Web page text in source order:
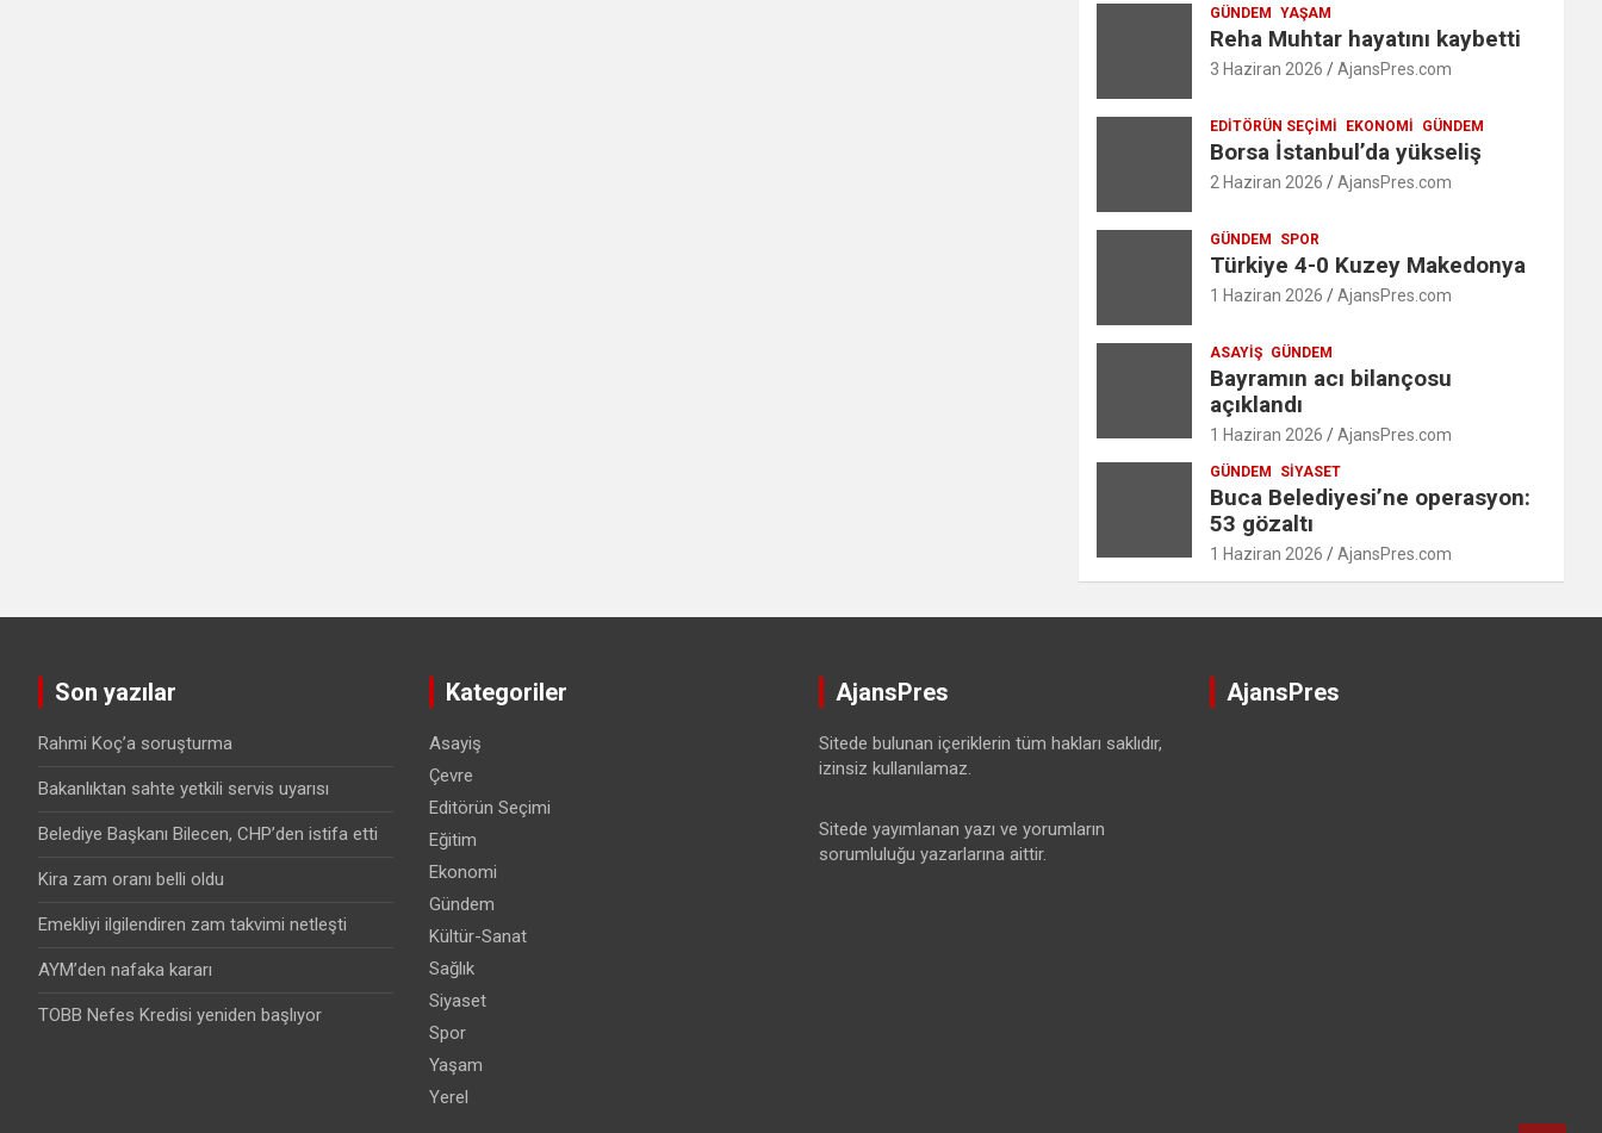
GÜNDEM YAŞAM
Reha Muhtar hayatını kaybetti
3 Haziran 2026 AjansPres.com
EDITÖRÜN SEÇIMI EKONOMI GÜNDEM
Borsa İstanbul’da yükseliş
2 Haziran 2026 AjansPres.com
GÜNDEM SPOR
Türkiye 4-0 Kuzey Makedonya
1 Haziran 2026 AjansPres.com
ASAYIŞ GÜNDEM
Bayramın acı bilançosu
açıklandı
1 Haziran 2026 AjansPres.com
GÜNDEM SIYASET
Buca Belediyesi’ne operasyon:
53 gözaltı
1 Haziran 2026 AjansPres.com
Son yazılar
Rahmi Koç’a soruşturma
Bakanlıktan sahte yetkili servis uyarısı
Belediye Başkanı Bilecen, CHP’den istifa etti
Kira zam oranı belli oldu
Emekliyi ilgilendiren zam takvimi netleşti
AYM’den nafaka kararı
TOBB Nefes Kredisi yeniden başlıyor
Kategoriler
Asayiş
Çevre
Editörün Seçimi
Eğitim
Ekonomi
Gündem
Kültür-Sanat
Sağlık
Siyaset
Spor
Yaşam
Yerel
AjansPres
Sitede bulunan içeriklerin tüm hakları saklıdır,
izinsiz kullanılamaz.
Sitede yayımlanan yazı ve yorumların
sorumluluğu yazarlarına aittir.
AjansPres